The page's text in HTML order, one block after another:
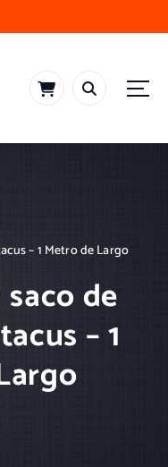
– 1 Metro de Largo
de
– 1